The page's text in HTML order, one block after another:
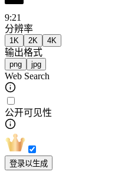
9:21
分辨率
1K 2K 4K
输出格式
png jpg
Web Search
公开可见性
登录以生成